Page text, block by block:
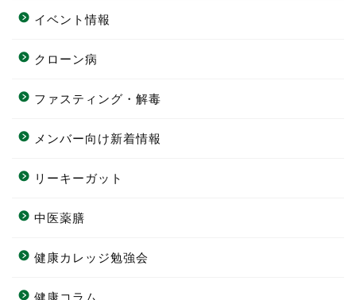
イベント情報
クローン病
ファスティング・解毒
メンバー向け新着情報
リーキーガット
中医薬膳
健康カレッジ勉強会
健康コラム